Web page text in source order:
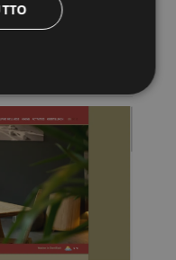
di Lesach, Tuffbad 3